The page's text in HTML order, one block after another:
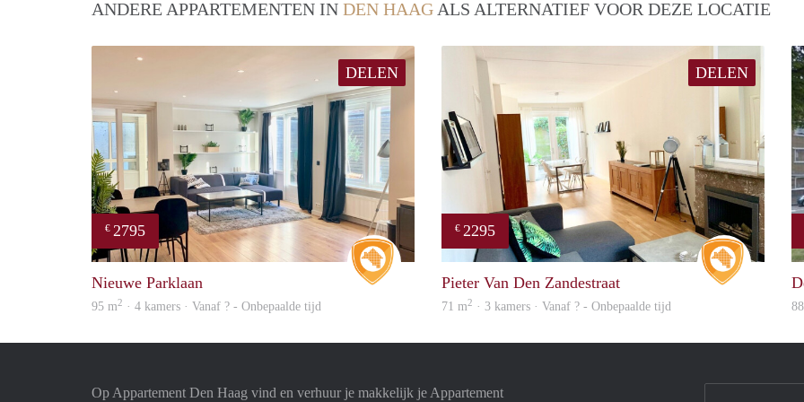
ANDERE APPARTEMENTEN IN DEN HAAG ALS ALTERNATIEF VOOR DEZE LOCATIE
DELEN
€ 2795
Real Estate
Nieuwe Parklaan
95 m2 · 4 kamers · Vanaf ? - Onbepaalde tijd
DELEN
€ 2295
Real Estate
Pieter Van Den Zandestraat
71 m2 · 3 kamers · Vanaf ? - Onbepaalde tijd
Op Appartement Den Haag vind en verhuur je makkelijk je Appartement